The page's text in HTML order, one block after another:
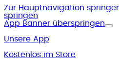
Zur Hauptnavigation
springen
App Banner überspringen
Unsere App
Kostenlos im Store